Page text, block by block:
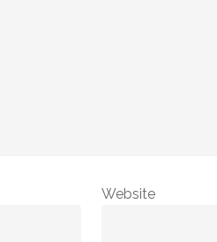
Website